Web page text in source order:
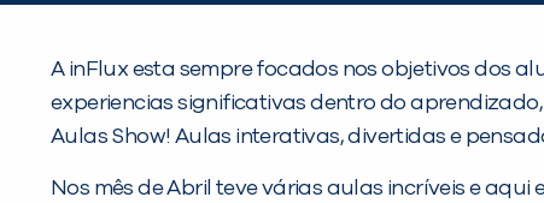
A inFlux esta sempre focados nos objetivos dos
experiencias significativas dentro do
Aulas Show! Aulas interativas, divertidas e
Nos mês de Abril teve várias aulas incríveis e aqui